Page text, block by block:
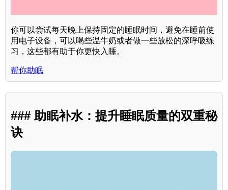
你可以尝试每天晚上保持固定的睡眠时间，避免在睡前使
用电子设备，可以喝些温牛奶或者做一些放松的深呼吸练
习，这些都有助于你更快入睡。
帮你助眠
### 助眠补水：提升睡眠质量的双重秘
诀